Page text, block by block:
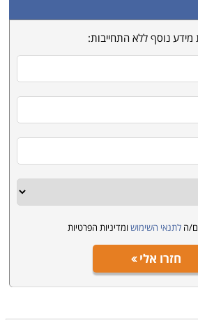
נוסף ללא התחייבות:
ה לתנאי השימוש ומדיניות הפרטיות
חזרו אלי